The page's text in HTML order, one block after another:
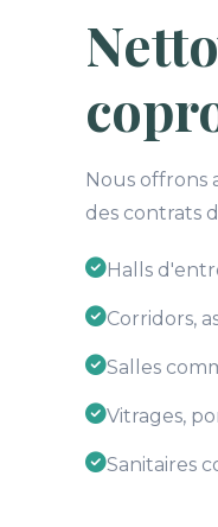
Nous offrons
des contrats
Halls
Corridors,
Salles
Vitrages,
Sanitaires